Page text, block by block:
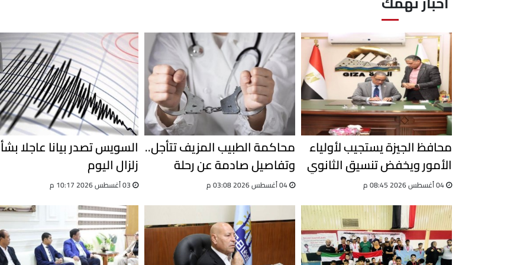
محافظ الجيزة يستجيب لأولياء
الأمور ويخفض تنسيق الثانوي
العام
محاكمة الطبيب المزيف تتأجل..
وتفاصيل صادمة عن رحلة
التزوير
السويس تصدر بيانا عاجلا
زلزال اليوم